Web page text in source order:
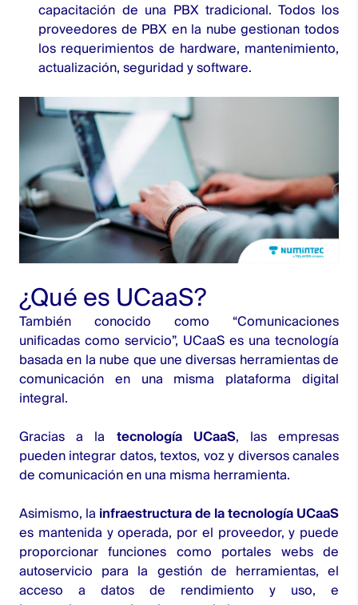
capacitación de una PBX tradicional. Todos los
proveedores de PBX en la nube gestionan todos
los requerimientos de hardware, mantenimiento,
actualización, seguridad y software.
¿Qué es UCaaS?
También conocido como “Comunicaciones
unificadas como servicio”, UCaaS es una tecnología
basada en la nube que une diversas herramientas de
comunicación en una misma plataforma digital
integral.
Gracias a la tecnología UCaaS, las empresas
pueden integrar datos, textos, voz y diversos canales
de comunicación en una misma herramienta.
Asimismo, la infraestructura de la tecnología UCaaS
es mantenida y operada, por el proveedor, y puede
proporcionar funciones como portales webs de
autoservicio para la gestión de herramientas, el
acceso a datos de rendimiento y uso, e